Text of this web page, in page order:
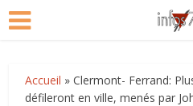
Accueil »Clermont- Ferrand:
défileront en ville, menés par